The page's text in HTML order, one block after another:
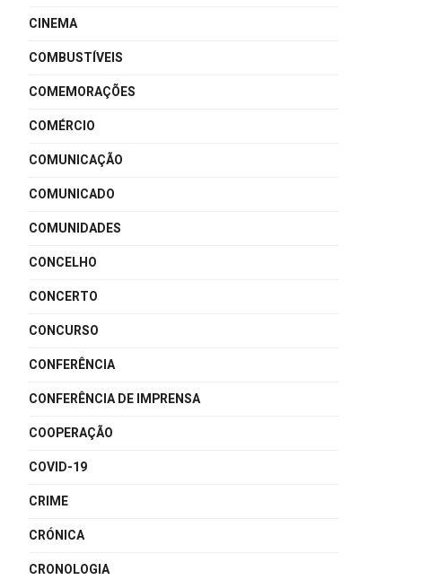
CINEMA
COMBUSTÍVEIS
COMEMORAÇÕES
COMÉRCIO
COMUNICAÇÃO
COMUNICADO
COMUNIDADES
CONCELHO
CONCERTO
CONCURSO
CONFERÊNCIA
CONFERÊNCIA DE IMPRENSA
COOPERAÇÃO
COVID-19
CRIME
CRÓNICA
CRONOLOGIA